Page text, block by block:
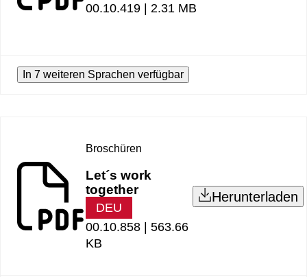
00.10.419 | 2.31 MB
In 7 weiteren Sprachen verfügbar
Broschüren
Let´s work
together
DEU
00.10.858 | 563.66
KB
Herunterladen